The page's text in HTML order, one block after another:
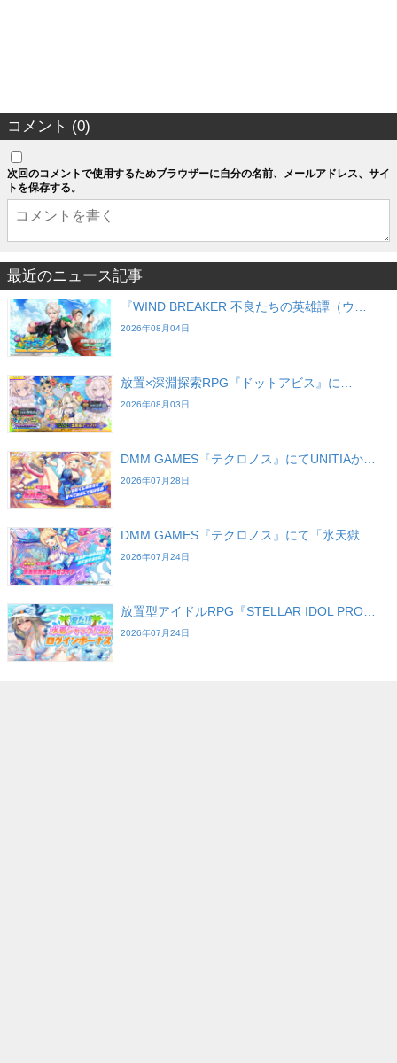
コメント (0)
次回のコメントで使用するためブラウザーに自分の名前、メールアドレス、サイ
トを保存する。
最近のニュース記事
『WIND BREAKER 不良たちの英雄譚（ウ…
2026年08月04日
放置×深淵探索RPG『ドットアビス』に…
2026年08月03日
DMM GAMES『テクロノス』にてUNITIAか…
2026年07月28日
DMM GAMES『テクロノス』にて「氷天獄…
2026年07月24日
放置型アイドルRPG『STELLAR IDOL PRO…
2026年07月24日